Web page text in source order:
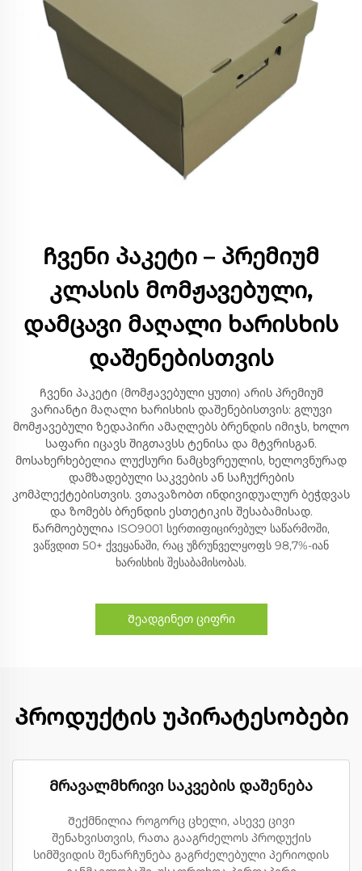
Ჩვენი პაკეტი – პრემიუმ
კლასის მომჟავებული,
დამცავი მაღალი ხარისხის
დაშენებისთვის
Ჩვენი პაკეტი (მომჟავებული ყუთი) არის პრემიუმ
ვარიანტი მაღალი ხარისხის დაშენებისთვის: გლუვი
მომჟავებული ზედაპირი ამაღლებს ბრენდის იმიჯს, ხოლო
საფარი იცავს შიგთავსს ტენისა და მტვრისგან.
მოსახერხებელია ლუქსური ნამცხვრეულის, ხელოვნურად
დამზადებული საკვების ან საჩუქრების
კომპლექტებისთვის. ვთავაზობთ ინდივიდუალურ ბეჭდვას
და ზომებს ბრენდის ესთეტიკის შესაბამისად.
წარმოებულია ISO9001 სერთიფიცირებულ საწარმოში,
ვაწვდით 50+ ქვეყანაში, რაც უზრუნველყოფს 98,7%-იან
ხარისხის შესაბამისობას.
Შეადგინეთ ციფრი
Პროდუქტის უპირატესობები
Მრავალმხრივი საკვების დაშენება
Შექმნილია როგორც ცხელი, ასევე ცივი
შენახვისთვის, რათა გააგრძელოს პროდუქის
სიმშვიდის შენარჩუნება გაგრძელებული პერიოდის